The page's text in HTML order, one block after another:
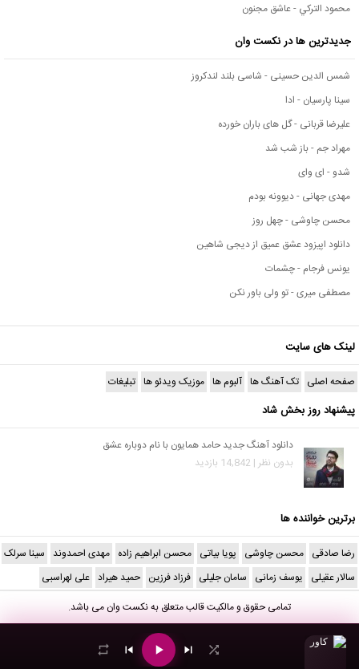
محمود التركي - عاشق مجنون
جدیدترین ها در نکست وان
شمس الدین حسینی - شاسی بلند لندکروز
سینا پارسیان - ادا
علیرضا قربانی - گل های باران خورده
مهراد جم - باز شب شد
شدو - ای وای
مهدی جهانی - دیوونه بودم
محسن چاوشی - چهل روز
دانلود اپیزود عشق عمیق از دیجی شاهین
یونس فرجام - چشمات
مصطفی میری - تو ولی باور نکن
لینک های سایت
صفحه اصلی تک آهنگ ها آلبوم ها موزیک ویدئو ها تبلیغات
پیشنهاد روز بخش شاد
دانلود آهنگ جدید حامد همایون با نام دوباره عشق
بدون نظر | 14,842 بازدید
برترین خواننده ها
رضا صادقی محسن چاوشی پویا بیاتی محسن ابراهیم زاده مهدی احمدوند سینا سرلک
سالار عقیلی یوسف زمانی سامان جلیلی فرزاد فرزین حمید هیراد علی لهراسبی
تمامی حقوق و مالکیت قالب متعلق بهنکست وانمی باشد.